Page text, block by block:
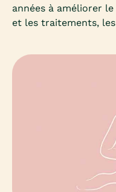
années à améliorer
et les traitements,
cependant possible
point et vous